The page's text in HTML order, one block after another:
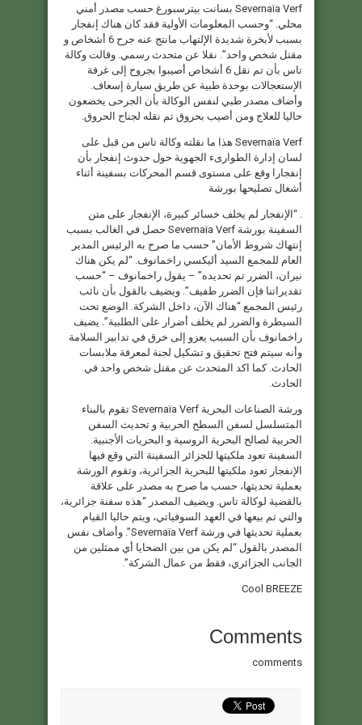
Severnaïa Verf بسانت بيترسبورغ حسب مصدر أمني
محلي. “وحسب المعلومات الأولية فقد كان هناك إنفجار
بسبب لأبخرة شديدة الإلتهاب مانتج عنه جرح 6 أشخاص و
مقتل شخص واحد”. نقلا عن متحدث رسمي. وقالت وكالة
تاس بأن تم نقل 6 أشخاص أصيبوا بجروح إلى غرفة
الإستعجالات بوحدة طبية عن طريق سيارة إسعاف.
وأضاف مصدر طبي لنفس الوكالة بأن الجرحى يخضعون
حاليا للعلاج ومن أصيب بحروق تم نقله لجناح الحروق.
Severnaïa Verf هذا ما نقلته وكالة تاس من قبل على
لسان إدارة الطوارىء الجهوية حول حدوث إنفجار بأن
إنفجارا وقع على مستوى قسم المحركات بسفينة أثناء
أشغال تصليحها بورشة
. “الإنفجار لم يخلف خسائر كبيرة، الإنفجار على متن
السفينة بورشة Severnaïa Verf حصل في الغالب بسبب
إنتهاك شروط الأمان” حسب ما صرح به الرئيس المدير
العام للمجمع السيد أليكسي راخمانوف. “لم يكن هناك
نيران، الضرر تم تحديده” – يقول راخمانوف – “حسب
تقديراتنا فإن الضرر طفيف”. ويضيف بالقول بأن نائب
رئيس المجمع “هناك الآن، داخل الشركة. الوضع تحت
السيطرة والضرر لم يخلف أضرار على الطلبية”. يضيف
راخمانوف بأن السبب يعزو إلى خرق في تدابير السلامة
وأنه سيتم فتح تحقيق و تشكيل لجنة لمعرفة ملابسات
الحادث. كما اكد المتحدث عن مقتل شخص واحد في
الحادث.
ورشة الصناعات البحرية Severnaïa Verf تقوم بالبناء
المتسلسل لسفن السطح الحربية و تحديث السفن
الحربية لصالح البحرية الروسية و البحريات الأجنبية.
السفينة تعود ملكيتها للجزائر السفينة التي وقع فيها
الإنفجار تعود ملكيتها للبحرية الجزائرية، وتقوم الورشة
بعملية تحديثها، حسب ما صرح به مصدر على علاقة
بالقضية لوكالة تاس. ويضيف المصدر “هذه سفنة جزائرية،
والتي تم بيعها في العهد السوفياتي، ويتم حاليا القيام
بعملية تحديثها في ورشة Severnaïa Verf”. وأضاف نفس
المصدر بالقول “لم يكن من بين الضحايا أي ممثلين من
الجانب الجزائري، فقط من عمال الشركة”.
Cool BREEZE
Comments
comments